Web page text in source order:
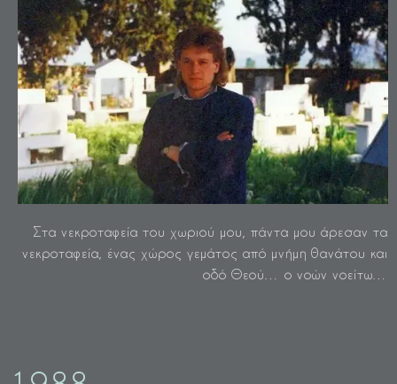
Στα νεκροταφεία του χωριού μου, πάντα μου άρεσαν τα
νεκροταφεία, ένας χώρος γεμάτος από μνήμη θανάτου και
οδό Θεού… ο νοών νοείτω…